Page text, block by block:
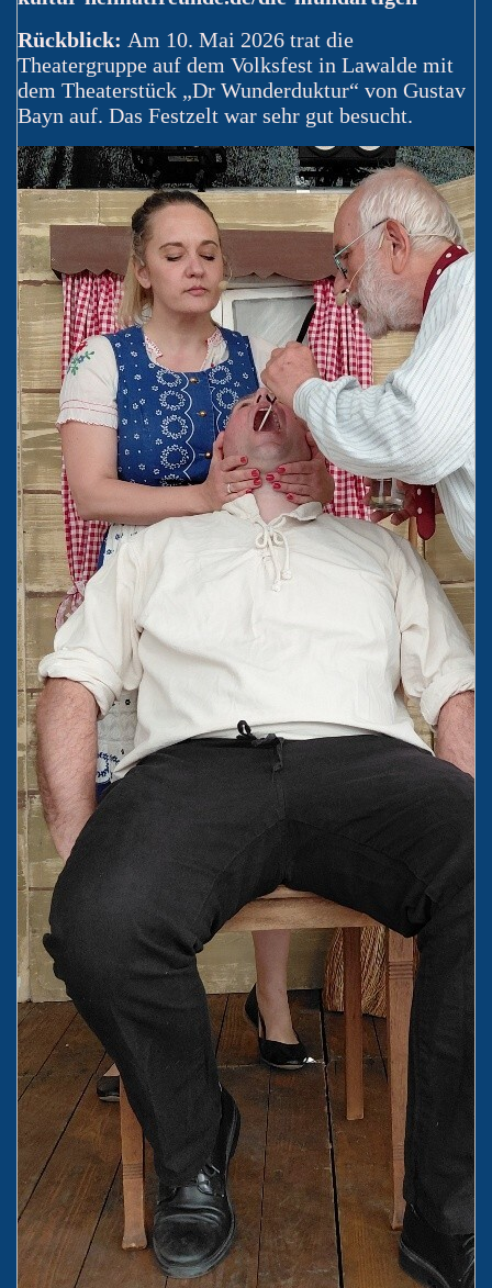
Rückblick: Am 10. Mai 2026 trat die
Theatergruppe auf dem Volksfest in Lawalde mit
dem Theaterstück „Dr Wunderduktur“ von Gustav
Bayn auf. Das Festzelt war sehr gut besucht.